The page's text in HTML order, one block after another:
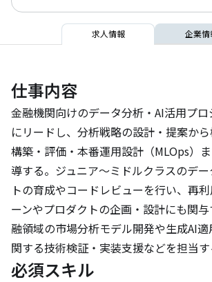
求人情報 企業情
仕事内容
金融機関向けのデータ分析・AI活用プ
にリードし、分析戦略の設計・提案か
構築・評価・本番運用設計（MLOps）
導する。ジュニア〜ミドルクラスのデ
トの育成やコードレビューを行い、再
ーンやプロダクトの企画・設計にも関
融領域の市場分析モデル開発や生成AI
関する技術検証・実装支援などを担当す
必須スキル